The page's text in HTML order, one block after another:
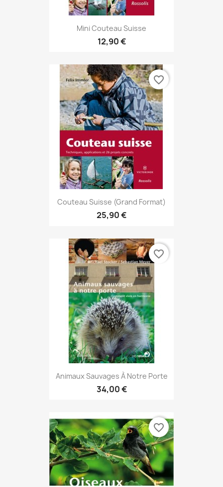
Mini Couteau Suisse
12,90 €
Couteau Suisse (grand Format)
25,90 €
favorite_border
Animaux Sauvages À Notre Porte
34,00 €
favorite_border
favorite_border